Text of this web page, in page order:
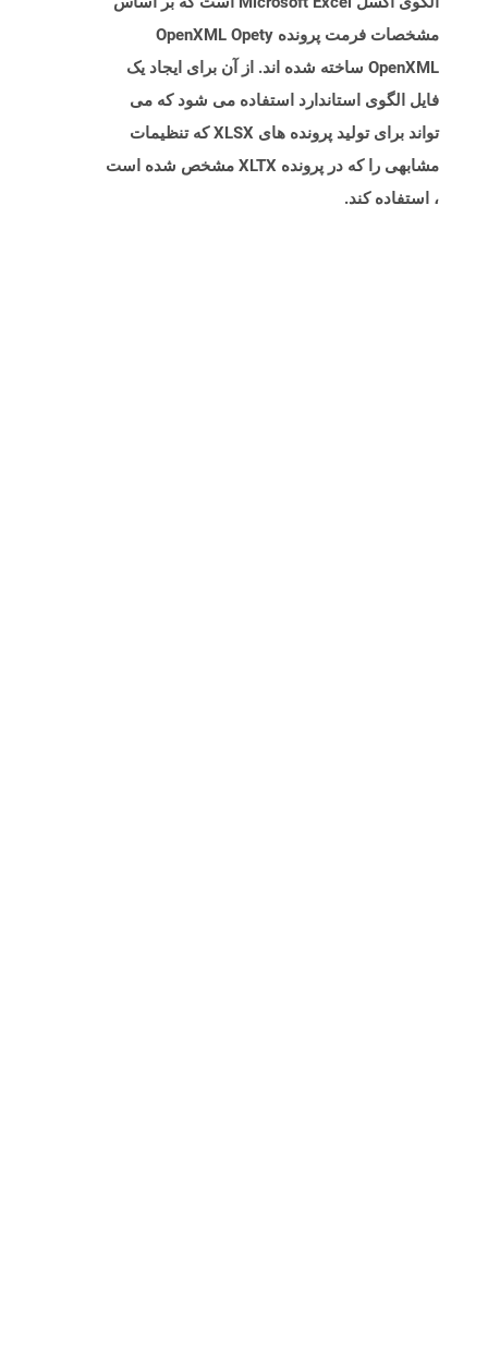
مشخصات فرمت پرونده OpenXML Opety
OpenXML ساخته شده اند. از آن برای ایجاد یک
فایل الگوی استاندارد استفاده می شود که می
تواند برای تولید پرونده های XLSX که تنظیمات
مشابهی را که در پرونده XLTX مشخص شده است
، استفاده کند.